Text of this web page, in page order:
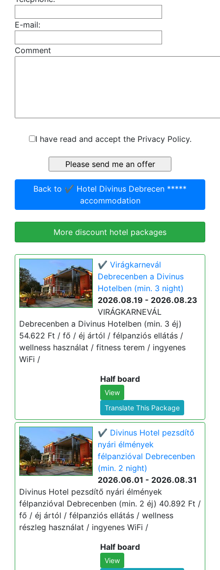
E-mail:
Comment
I have read and accept the Privacy Policy.
Back to ✔️ Hotel Divinus Debrecen *****
accommodation
More discount hotel packages
✔️ Virágkarnevál
Debrecenben a Divinus
Hotelben (min. 3 night)
2026.08.19 - 2026.08.23
VIRÁGKARNEVÁL
Debrecenben a Divinus Hotelben (min. 3 éj)
54.622 Ft / fő / éj ártól / félpanziós ellátás /
wellness használat / fitness terem / ingyenes
WiFi /
Half board
View
Translate This Package
✔️ Divinus Hotel pezsdítő
nyári élmények
félpanzióval Debrecenben
(min. 2 night)
2026.06.01 - 2026.08.31
Divinus Hotel pezsdítő nyári élmények
félpanzióval Debrecenben (min. 2 éj) 40.892 Ft /
fő / éj ártól / félpanziós ellátás / wellness
részleg használat / ingyenes WiFi /
Half board
View